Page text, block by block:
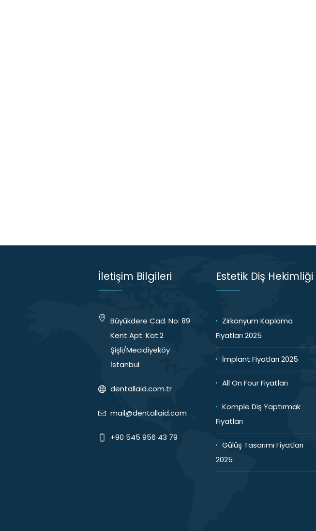
İletişim Bilgileri
Büyükdere Cad. No: 89
Kent Apt. Kat:2
Şişli/Mecidiyeköy
İstanbul
dentallaid.com.tr
mail@dentallaid.com
+90 545 956 43 79
Estetik Diş Hekimliği
Zirkonyum Kaplama
Fiyatları 2025
İmplant Fiyatları 2025
All On Four Fiyatları
Komple Diş Yaptırmak
Fiyatları
Gülüş Tasarımı Fiyatları
2025